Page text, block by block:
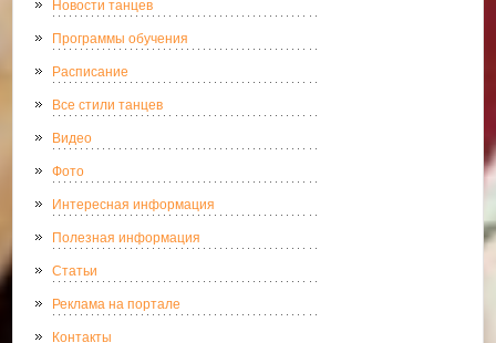
Новости танцев
Программы обучения
Расписание
Все стили танцев
Видео
Фото
Интересная информация
Полезная информация
Статьи
Реклама на портале
Контакты